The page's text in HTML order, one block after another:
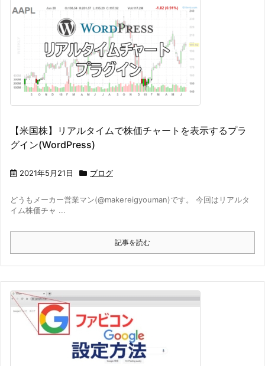
【米国株】リアルタイムで株価チャートを表示するプラ
グイン(WordPress)
2021年5月21日 ブログ
どうもメーカー営業マン(@makereigyouman)です。 今回はリアルタ
イム株価チャ ...
記事を読む